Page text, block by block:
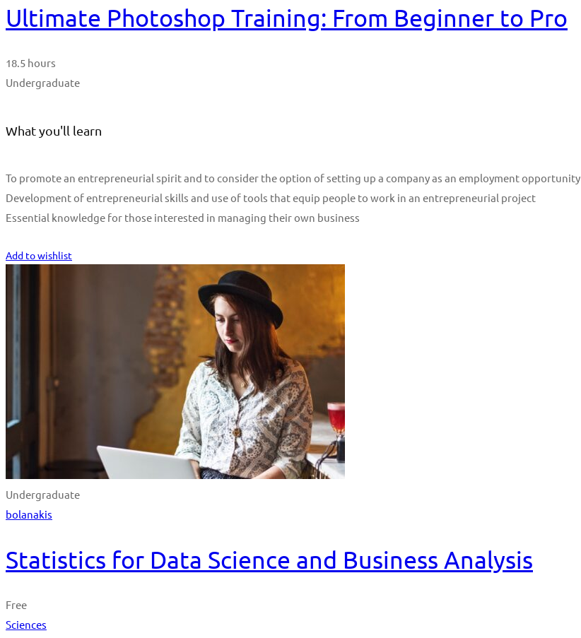
Ultimate Photoshop Training: From Beginner to Pro
18.5 hours
Undergraduate
What you'll learn
To promote an entrepreneurial spirit and to consider the option of setting up a company as an employment opportunity
Development of entrepreneurial skills and use of tools that equip people to work in an entrepreneurial project
Essential knowledge for those interested in managing their own business
Add to wishlist
Undergraduate
bolanakis
Statistics for Data Science and Business Analysis
Free
Sciences